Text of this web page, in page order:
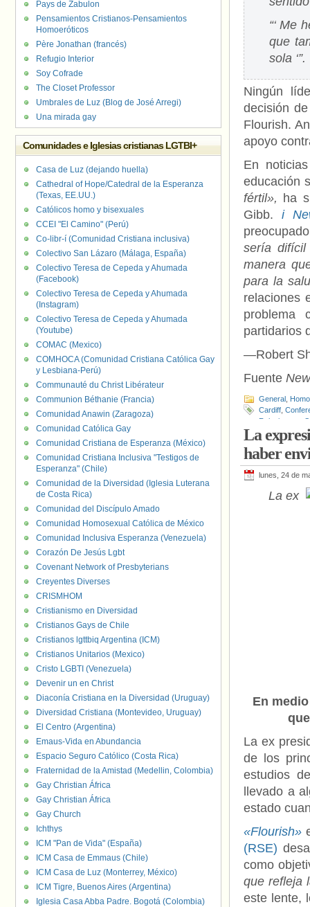
“‘ Me
que
sola ‘”.
Ningún
decisión
Flourish.
apoyo
En
educación
fértil», ha
Gibb. i
sería difícil
manera
para la
relaciones
problema
partidarios
—Robert
Fuente
General
Cardiff
Relaciones y
Irlanda,
La
haber
lunes, 24 de
La ex
En
La ex
de los
estudios
llevado a
estado
«Flourish»
(RSE)
como
que refleja
este lente,
Pays de Zabulon
Pensamientos Cristianos-Pensamientos
Homoeróticos
Père Jonathan (francés)
Refugio Interior
Soy Cofrade
The Closet Professor
Umbrales de Luz (Blog de José Arregi)
Una mirada gay
Comunidades e Iglesias cristianas LGTBI+
Casa de Luz (dejando huella)
Cathedral of Hope/Catedral de la Esperanza
(Texas, EE.UU.)
Católicos homo y bisexuales
CCEI "El Camino" (Perú)
Co-libr-í (Comunidad Cristiana inclusiva)
Colectivo San Lázaro (Málaga, España)
Colectivo Teresa de Cepeda y Ahumada
(Facebook)
Colectivo Teresa de Cepeda y Ahumada
(Instagram)
Colectivo Teresa de Cepeda y Ahumada
(Youtube)
COMAC (Mexico)
COMHOCA (Comunidad Cristiana Católica Gay
y Lesbiana-Perú)
Communauté du Christ Libérateur
Communion Béthanie (Francia)
Comunidad Anawin (Zaragoza)
Comunidad Católica Gay
Comunidad Cristiana de Esperanza (México)
Comunidad Cristiana Inclusiva "Testigos de
Esperanza" (Chile)
Comunidad de la Diversidad (Iglesia Luterana
de Costa Rica)
Comunidad del Discípulo Amado
Comunidad Homosexual Católica de México
Comunidad Inclusiva Esperanza (Venezuela)
Corazón De Jesús Lgbt
Covenant Network of Presbyterians
Creyentes Diverses
CRISMHOM
Cristianismo en Diversidad
Cristianos Gays de Chile
Cristianos lgttbiq Argentina (ICM)
Cristianos Unitarios (Mexico)
Cristo LGBTI (Venezuela)
Devenir un en Christ
Diaconía Cristiana en la Diversidad (Uruguay)
Diversidad Cristiana (Montevideo, Uruguay)
El Centro (Argentina)
Emaus-Vida en Abundancia
Espacio Seguro Católico (Costa Rica)
Fraternidad de la Amistad (Medellin, Colombia)
Gay Christian África
Gay Christian África
Gay Church
Ichthys
ICM "Pan de Vida" (España)
ICM Casa de Emmaus (Chile)
ICM Casa de Luz (Monterrey, México)
ICM Tigre, Buenos Aires (Argentina)
Iglesia Casa Abba Padre. Bogotá (Colombia)